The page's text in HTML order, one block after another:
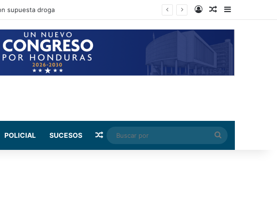
mandatario de Colombia Log InRandom Article
Sidebar
POLICIAL SUCESOS Random Article
Buscar
por